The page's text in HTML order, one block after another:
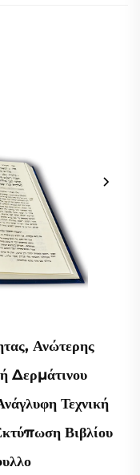
Ανώτερης
Δερμάτινου
Τεχνική
Βιβλίου